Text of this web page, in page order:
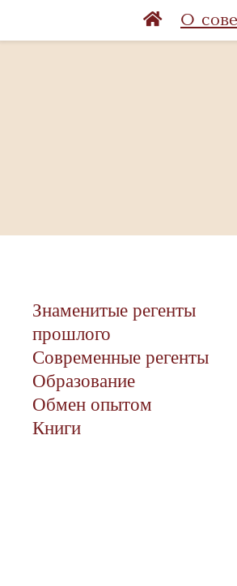
О
Знаменитые регенты
прошлого
Современные регенты
Образование
Обмен опытом
Книги